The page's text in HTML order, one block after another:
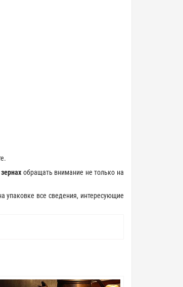
обращать внимание не только на
упаковке все сведения, интересующие